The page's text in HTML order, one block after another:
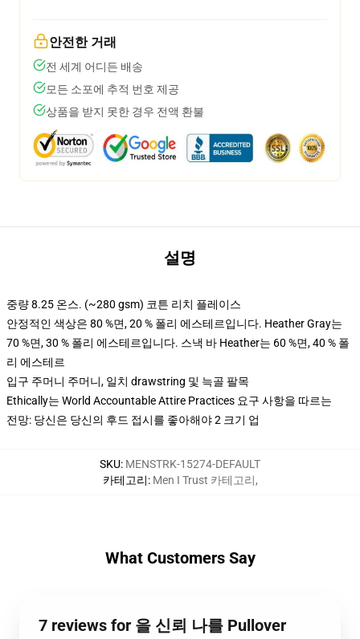
안전한 거래
전 세계 어디든 배송
모든 소포에 추적 번호 제공
상품을 받지 못한 경우 전액 환불
설명
중량 8.25 온스. (~280 gsm) 코튼 리치 플레이스
안정적인 색상은 80 %면, 20 % 폴리 에스테르입니다. Heather Gray는
70 %면, 30 % 폴리 에스테르입니다. 스낵 바 Heather는 60 %면, 40 % 폴
리 에스테르
입구 주머니 주머니, 일치 drawstring 및 늑골 팔목
Ethically는 World Accountable Attire Practices 요구 사항을 따르는
전망: 당신은 당신의 후드 접시를 좋아해야 2 크기 업
SKU: MENSTRK-15274-DEFAULT
카테고리: Men I Trust 카테고리,
What Customers Say
7 reviews for 을 신뢰 나를 Pullover